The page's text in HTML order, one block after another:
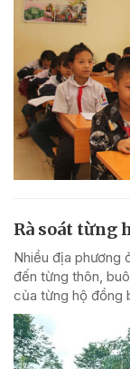
Rà soát từng
Nhiều địa phương
đến từng thôn,
của từng hộ đồng